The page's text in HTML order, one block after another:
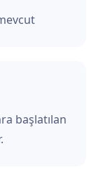
başlatılan